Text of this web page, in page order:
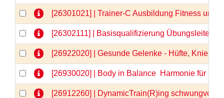
[26301021] | Trainer-C Ausbildung Fitness und
[26302111] | Basisqualifizierung Übungsleiter-
[26922020] | Gesunde Gelenke - Hüfte, Knie &
[26930020] | Body in Balance  Harmonie für
[26912260] | DynamicTrain(R)ing